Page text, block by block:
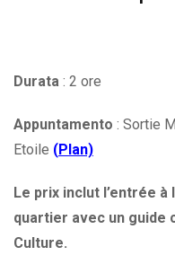
Durata : 2 ore
Appuntamento : Sortie
Etoile (Plan)
Le prix inclut l’entrée à
quartier avec un guide
Culture.